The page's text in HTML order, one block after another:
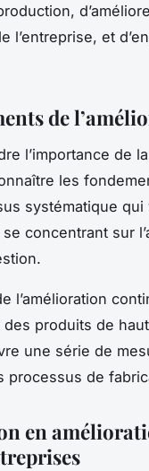
l’entreprise, et
de
l’importance de
les
systématique
se concentrant sur
l’amélioration
produits de
une série de
processus de
en